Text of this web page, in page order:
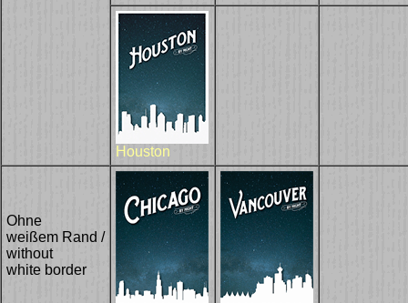
Houston
Ohne
weißem Rand /
without
white border